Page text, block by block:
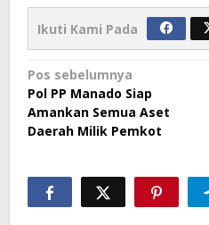
Ikuti Kami Pada
Navigasi
pos
Pos sebelumnya
Pol PP Manado Siap
Amankan Semua Aset
Daerah Milik Pemkot